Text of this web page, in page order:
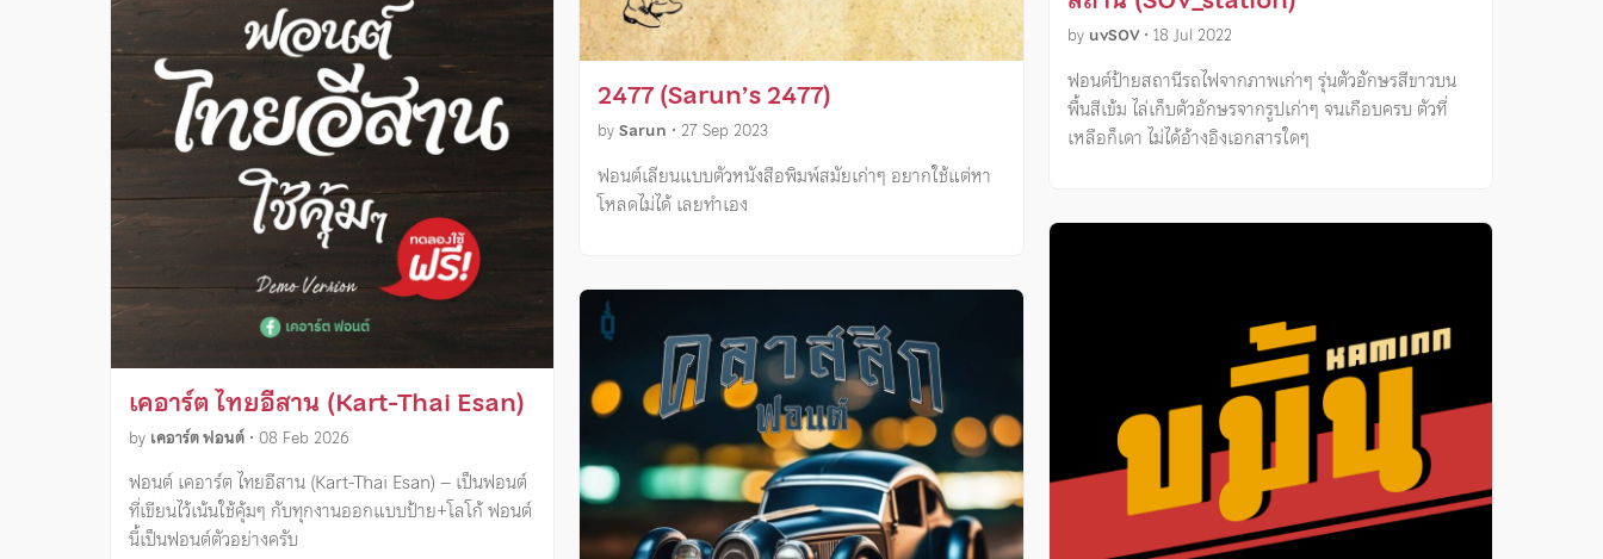
เคอาร์ต ไทยอีสาน (Kart-Thai Esan)
by เคอาร์ต ฟอนต์ • 08 Feb 2026
ฟอนต์ เคอาร์ต ไทยอีสาน (Kart-Thai Esan) – เป็นฟอนต์
ที่เขียนไว้เน้นใช้คุ้มๆ กับทุกงานออกแบบป้าย+โลโก้ ฟอนต์
นี้เป็นฟอนต์ตัวอย่างครับ
2477 (Sarun’s 2477)
bySarun • 27 Sep 2023
ฟอนต์เลียนแบบตัวหนังสือพิมพ์สมัยเก่าๆ อยากใช้แต่หา
โหลดไม่ได้ เลยทำเอง
by uvSOV• 18 Jul 2022
ฟอนต์ป้ายสถานีรถไฟจากภาพเก่าๆ รุ่นตัวอักษรสีขาวบน
พื้นสีเข้ม ไล่เก็บตัวอักษรจากรูปเก่าๆ จนเกือบครบ ตัวที่
เหลือก็เดา ไม่ได้อ้างอิงเอกสารใดๆ